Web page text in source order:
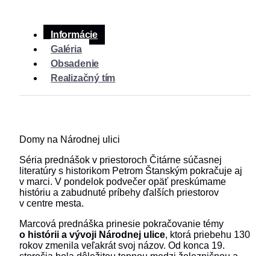
Informácie
Galéria
Obsadenie
Realizačný tím
Domy na Národnej ulici
Séria prednášok v priestoroch Čitárne súčasnej
literatúry s historikom Petrom Štanským pokračuje aj
v marci. V pondelok podvečer opäť preskúmame
históriu a zabudnuté príbehy ďalších priestorov
v centre mesta.
Marcová prednáška prinesie pokračovanie témy
o histórii a vývoji Národnej ulice, ktorá priebehu 130
rokov zmenila veľakrát svoj názov. Od konca 19.